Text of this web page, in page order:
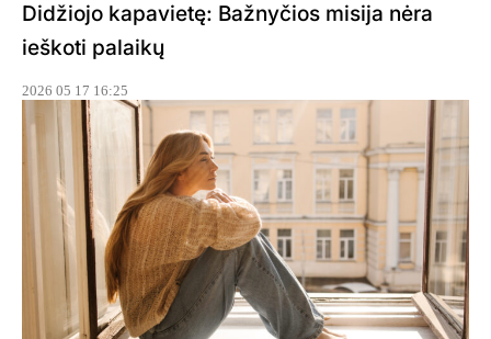
Didžiojo kapavietę: Bažnyčios misija nėra
ieškoti palaikų
2026 05 17 16:25